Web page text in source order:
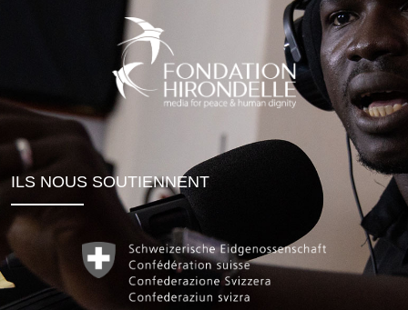
ILS NOUS SOUTIENNENT